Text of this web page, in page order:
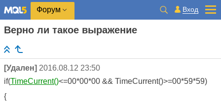
Форум Вход
Верно ли такое выражение
[Удален] 2016.08.12 23:50
if(TimeCurrent()<=00*00*00 && TimeCurrent()>=00*59*59)
{